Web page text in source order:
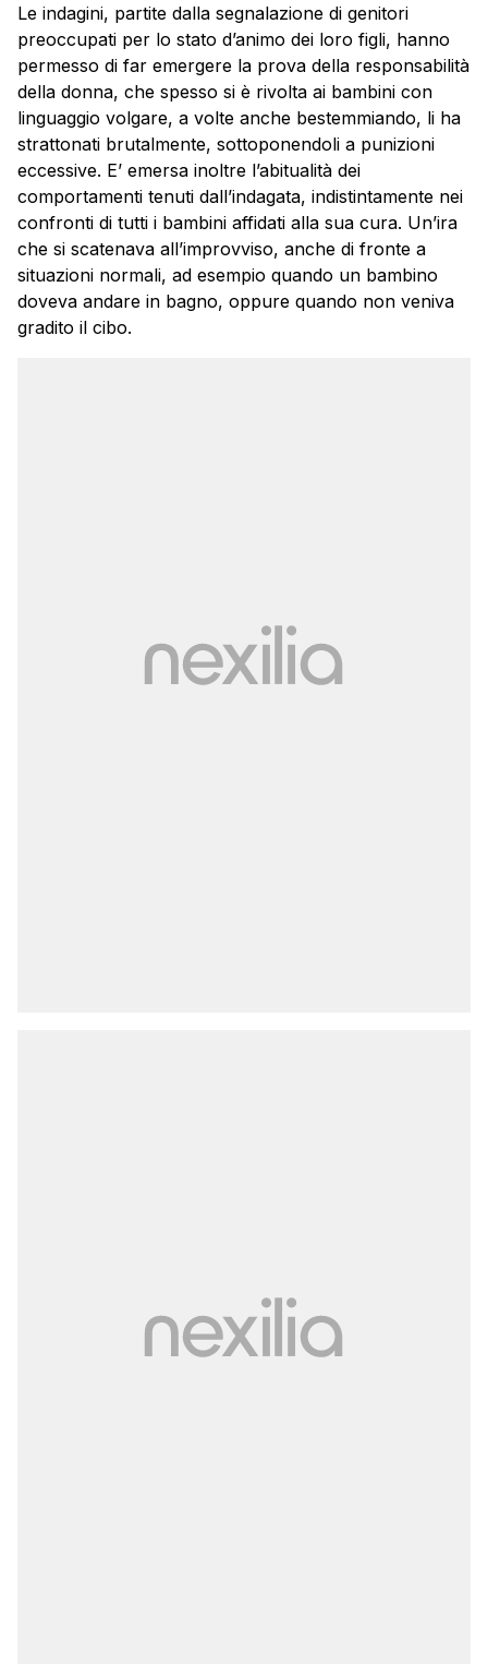
Le indagini, partite dalla segnalazione di genitori
preoccupati per lo stato d’animo dei loro figli, hanno
permesso di far emergere la prova della responsabilità
della donna, che spesso si è rivolta ai bambini con
linguaggio volgare, a volte anche bestemmiando, li ha
strattonati brutalmente, sottoponendoli a punizioni
eccessive. E’ emersa inoltre l’abitualità dei
comportamenti tenuti dall’indagata, indistintamente nei
confronti di tutti i bambini affidati alla sua cura. Un’ira
che si scatenava all’improvviso, anche di fronte a
situazioni normali, ad esempio quando un bambino
doveva andare in bagno, oppure quando non veniva
gradito il cibo.